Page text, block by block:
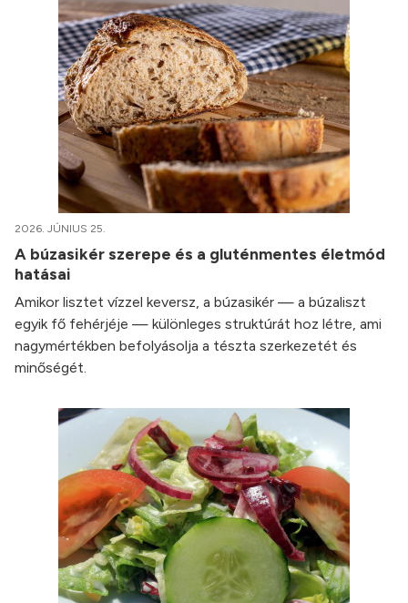
2026. JÚNIUS 25.
A búzasikér szerepe és a gluténmentes életmód
hatásai
Amikor lisztet vízzel keversz, a búzasikér — a búzaliszt
egyik fő fehérjéje — különleges struktúrát hoz létre, ami
nagymértékben befolyásolja a tészta szerkezetét és
minőségét.